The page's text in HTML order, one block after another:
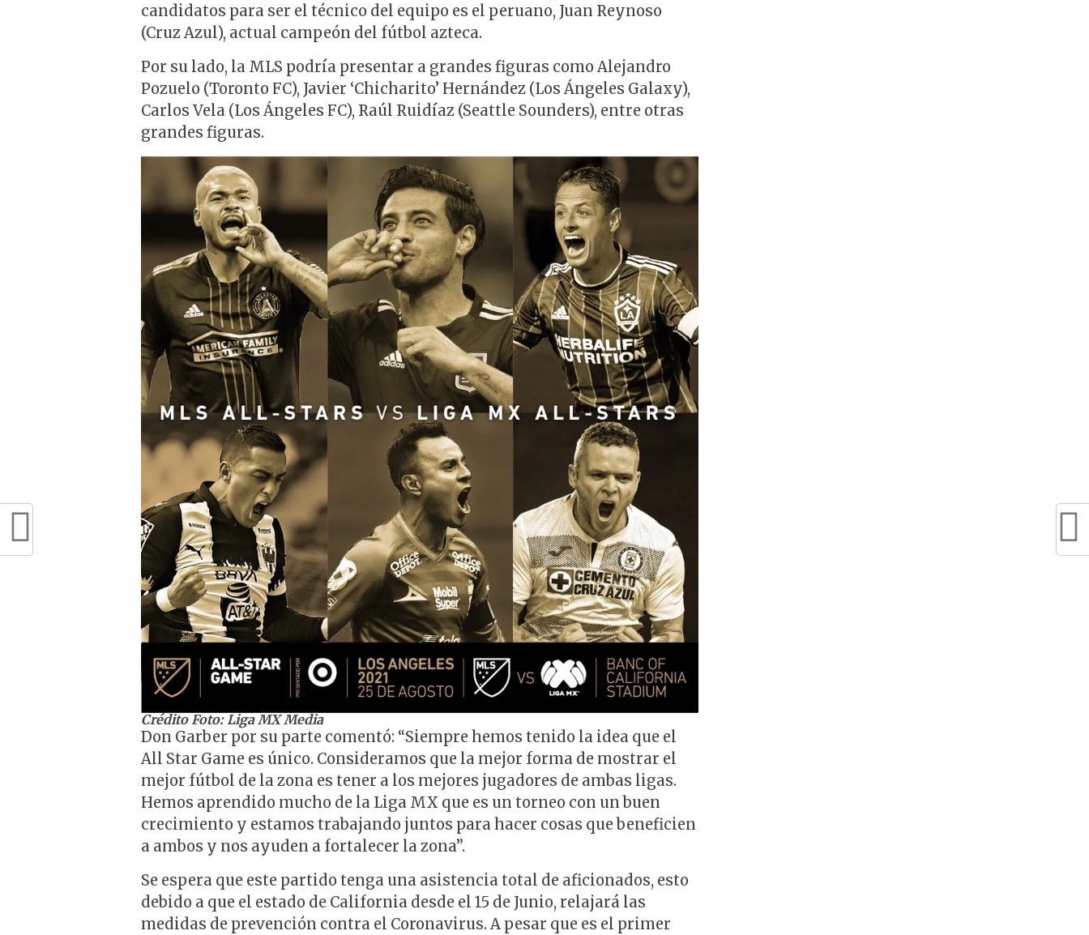
candidatos para ser el técnico del equipo es el peruano, Juan Reynoso
(Cruz Azul), actual campeón del fútbol azteca.
Por su lado, la MLS podría presentar a grandes figuras como Alejandro
Pozuelo (Toronto FC), Javier ‘Chicharito’ Hernández (Los Ángeles Galaxy),
Carlos Vela (Los Ángeles FC), Raúl Ruidíaz (Seattle Sounders), entre otras
grandes figuras.
Crédito Foto: Liga MX Media
Don Garber por su parte comentó: “Siempre hemos tenido la idea que el
All Star Game es único. Consideramos que la mejor forma de mostrar el
mejor fútbol de la zona es tener a los mejores jugadores de ambas ligas.
Hemos aprendido mucho de la Liga MX que es un torneo con un buen
crecimiento y estamos trabajando juntos para hacer cosas que beneficien
a ambos y nos ayuden a fortalecer la zona”.
Se espera que este partido tenga una asistencia total de aficionados, esto
debido a que el estado de California desde el 15 de Junio, relajará las
medidas de prevención contra el Coronavirus. A pesar que es el primer